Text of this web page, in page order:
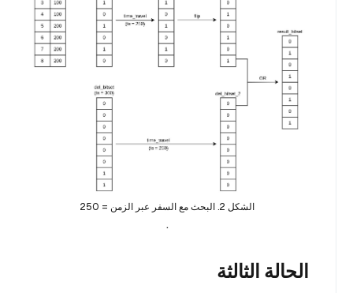
الشكل 2. البحث مع السفر عبر الزمن = 250
.
الحالة الثالثة